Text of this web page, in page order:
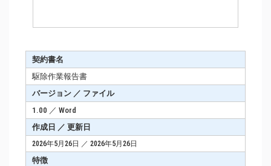
契約書名
駆除作業報告書
バージョン ／ ファイル
1.00 ／ Word
作成日 ／ 更新日
2026年5月26日 ／ 2026年5月26日
特徴